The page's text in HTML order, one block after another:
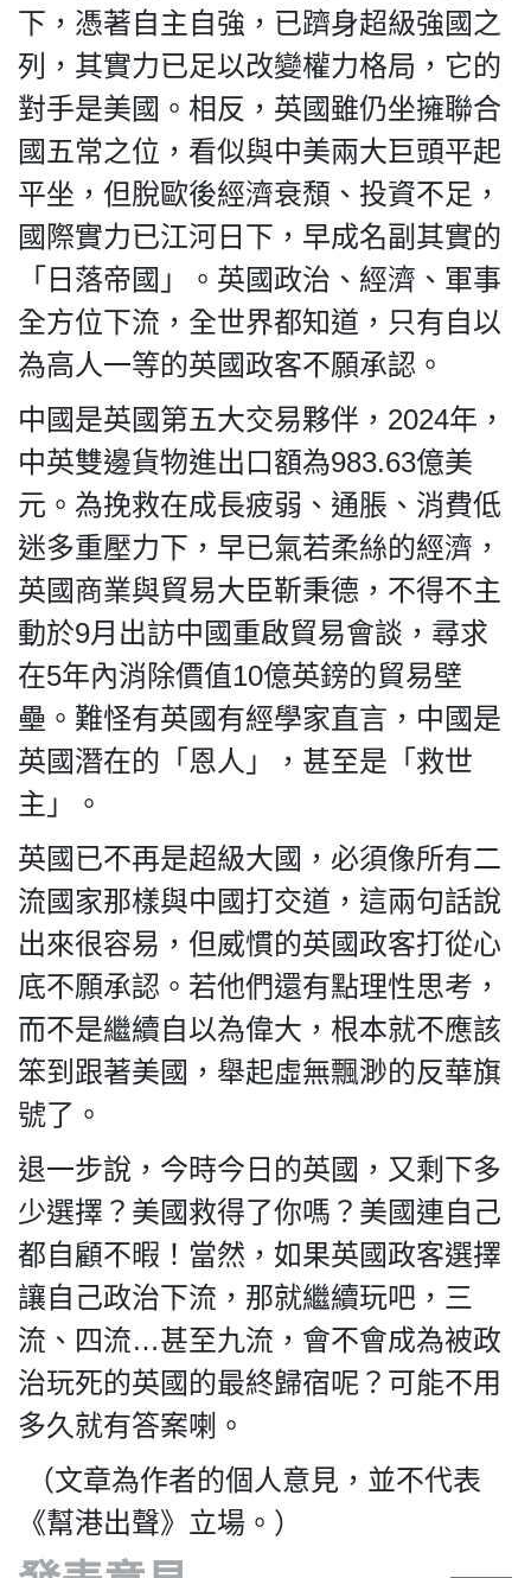
下，憑著自主自強，已躋身超級強國之
列，其實力已足以改變權力格局，它的
對手是美國。相反，英國雖仍坐擁聯合
國五常之位，看似與中美兩大巨頭平起
平坐，但脫歐後經濟衰頹、投資不足，
國際實力已江河日下，早成名副其實的
「日落帝國」。英國政治、經濟、軍事
全方位下流，全世界都知道，只有自以
為高人一等的英國政客不願承認。
中國是英國第五大交易夥伴，2024年，
中英雙邊貨物進出口額為983.63億美
元。為挽救在成長疲弱、通脹、消費低
迷多重壓力下，早已氣若柔絲的經濟，
英國商業與貿易大臣靳秉德，不得不主
動於9月出訪中國重啟貿易會談，尋求
在5年內消除價值10億英鎊的貿易壁
壘。難怪有英國有經學家直言，中國是
英國潛在的「恩人」，甚至是「救世
主」。
英國已不再是超級大國，必須像所有二
流國家那樣與中國打交道，這兩句話說
出來很容易，但威慣的英國政客打從心
底不願承認。若他們還有點理性思考，
而不是繼續自以為偉大，根本就不應該
笨到跟著美國，舉起虛無飄渺的反華旗
號了。
退一步說，今時今日的英國，又剩下多
少選擇？美國救得了你嗎？美國連自己
都自顧不暇！當然，如果英國政客選擇
讓自己政治下流，那就繼續玩吧，三
流、四流…甚至九流，會不會成為被政
治玩死的英國的最終歸宿呢？可能不用
多久就有答案喇。
（文章為作者的個人意見，並不代表
《幫港出聲》立場。）